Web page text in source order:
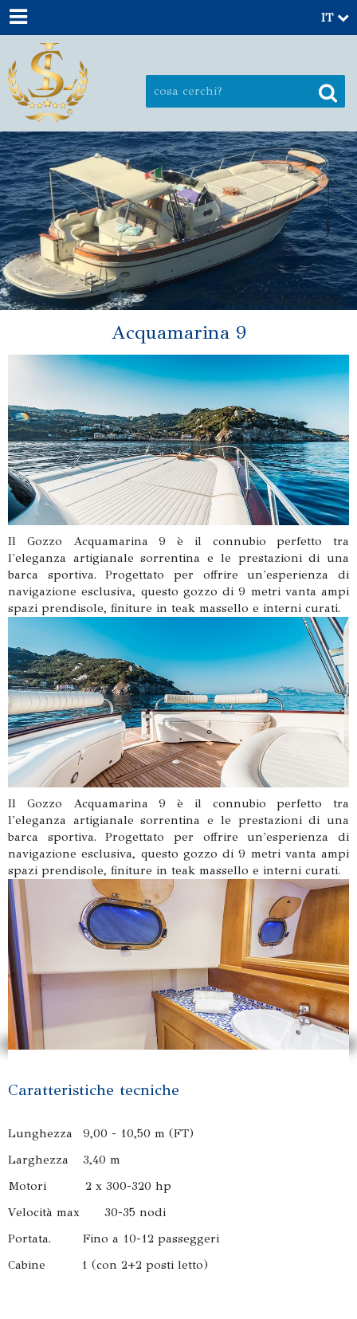
IT
Acquamarina 9
Il Gozzo Acquamarina 9 è il connubio perfetto tra
l'eleganza artigianale sorrentina e le prestazioni di una
barca sportiva. Progettato per offrire un'esperienza di
navigazione esclusiva, questo gozzo di 9 metri vanta ampi
spazi prendisole, finiture in teak massello e interni curati.
Il Gozzo Acquamarina 9 è il connubio perfetto tra
l'eleganza artigianale sorrentina e le prestazioni di una
barca sportiva. Progettato per offrire un'esperienza di
navigazione esclusiva, questo gozzo di 9 metri vanta ampi
spazi prendisole, finiture in teak massello e interni curati.
Caratteristiche tecniche
Lunghezza 9,00 - 10,50 m (FT)
Larghezza 3,40 m
Motori 2 x 300-320 hp
Velocità max 30-35 nodi
Portata. Fino a 10-12 passeggeri
Cabine 1 (con 2+2 posti letto)